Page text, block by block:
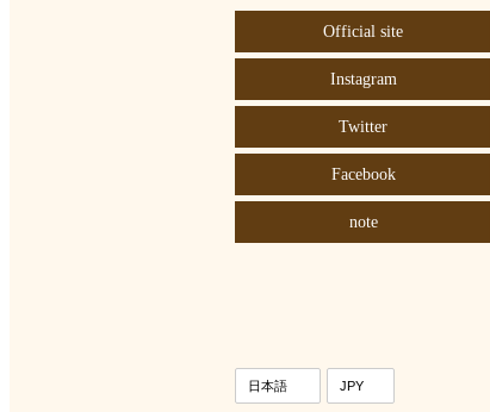
Official site
Instagram
Twitter
Facebook
note